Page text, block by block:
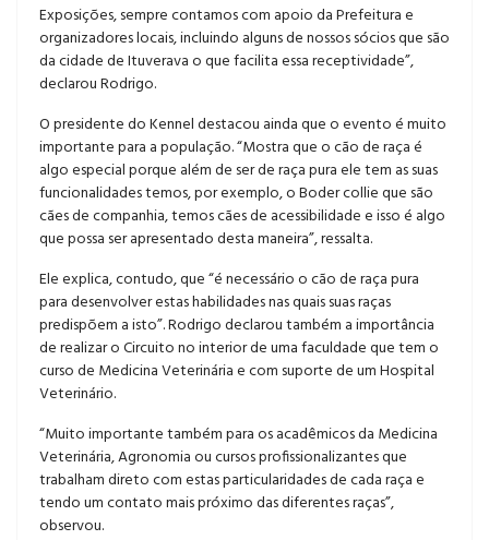
Exposições, sempre contamos com apoio da Prefeitura e
organizadores locais, incluindo alguns de nossos sócios que são
da cidade de Ituverava o que facilita essa receptividade”,
declarou Rodrigo.
O presidente do Kennel destacou ainda que o evento é muito
importante para a população. “Mostra que o cão de raça é
algo especial porque além de ser de raça pura ele tem as suas
funcionalidades temos, por exemplo, o Boder collie que são
cães de companhia, temos cães de acessibilidade e isso é algo
que possa ser apresentado desta maneira”, ressalta.
Ele explica, contudo, que “é necessário o cão de raça pura
para desenvolver estas habilidades nas quais suas raças
predispõem a isto”. Rodrigo declarou também a importância
de realizar o Circuito no interior de uma faculdade que tem o
curso de Medicina Veterinária e com suporte de um Hospital
Veterinário.
“Muito importante também para os acadêmicos da Medicina
Veterinária, Agronomia ou cursos profissionalizantes que
trabalham direto com estas particularidades de cada raça e
tendo um contato mais próximo das diferentes raças”,
observou.